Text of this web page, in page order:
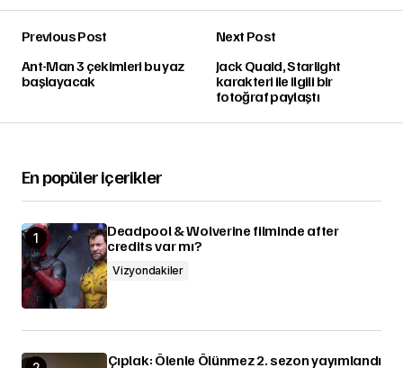
Previous Post
Ant-Man 3 çekimleri bu yaz
başlayacak
Next Post
Jack Quaid, Starlight
karakteri ile ilgili bir
fotoğraf paylaştı
En popüler içerikler
Deadpool & Wolverine filminde after
credits var mı?
Vizyondakiler
Çıplak: Ölenle Ölünmez 2. sezon yayımlandı